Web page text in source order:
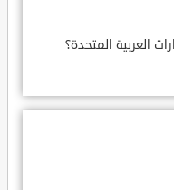
العربية المتحدة؟